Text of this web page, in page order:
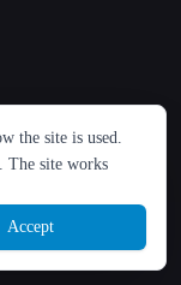
简体中文
Sign up
the site is used.
The site works
Accept